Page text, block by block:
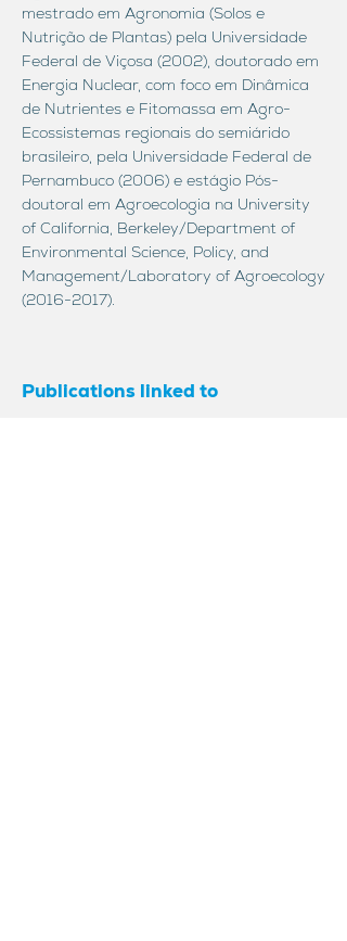
mestrado em Agronomia (Solos e
Nutrição de Plantas) pela Universidade
Federal de Viçosa (2002), doutorado em
Energia Nuclear, com foco em Dinâmica
de Nutrientes e Fitomassa em Agro-
Ecossistemas regionais do semiárido
brasileiro, pela Universidade Federal de
Pernambuco (2006) e estágio Pós-
doutoral em Agroecologia na University
of California, Berkeley/Department of
Environmental Science, Policy, and
Management/Laboratory of Agroecology
(2016-2017).
Publications linked to